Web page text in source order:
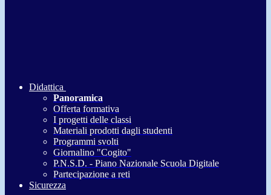
Didattica
Panoramica
Offerta formativa
I progetti delle classi
Materiali prodotti dagli studenti
Programmi svolti
Giornalino "Cogito"
P.N.S.D. - Piano Nazionale Scuola Digitale
Partecipazione a reti
Sicurezza